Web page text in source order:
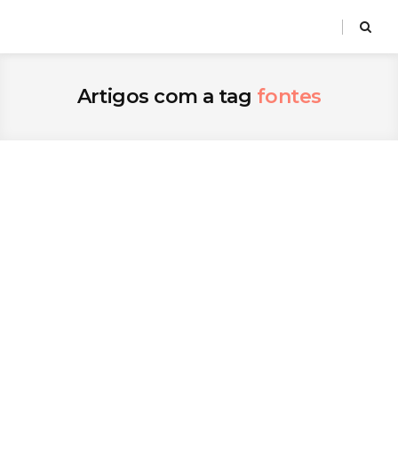
Artigos com a tag fontes